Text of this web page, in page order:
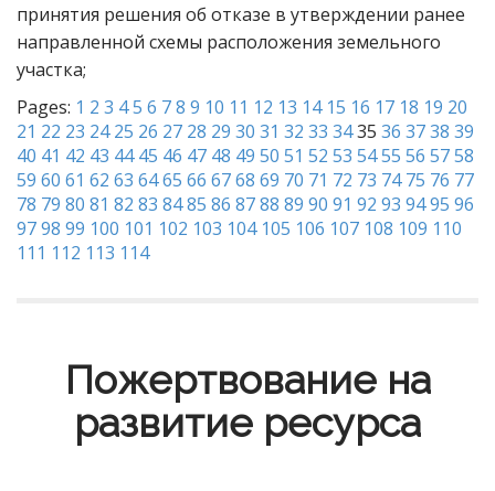
принятия решения об отказе в утверждении ранее
направленной схемы расположения земельного
участка;
Pages: 1 2 3 45 6 78 9 10 11 12 13 14 15 16 17 18 19 20
21 22 23 24 25 26 27 28 29 30 31 32 33 3435 36 3738 39
40 41 42 43 44 45 46 47 48 49 50 51 52 53 5455 56 5758
59 60 61 62 63 6465 66 6768 69 70 71 72 73 74 75 76 77
78 79 80 81 82 83 8485 86 8788 89 90 91 92 93 9495 96
9798 99 100 101 102 103 104 105 106 107 108 109 110
111 112 113 114
Пожертвование на
развитие ресурса